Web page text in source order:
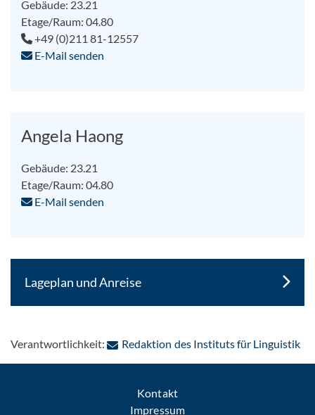
Gebäude: 23.21
Etage/Raum: 04.80
+49 (0)211 81-12557
E-Mail senden
Angela Haong
Gebäude: 23.21
Etage/Raum: 04.80
E-Mail senden
Lageplan und Anreise
Verantwortlichkeit: Redaktion des Instituts für Linguistik:
Kontakt
Impressum